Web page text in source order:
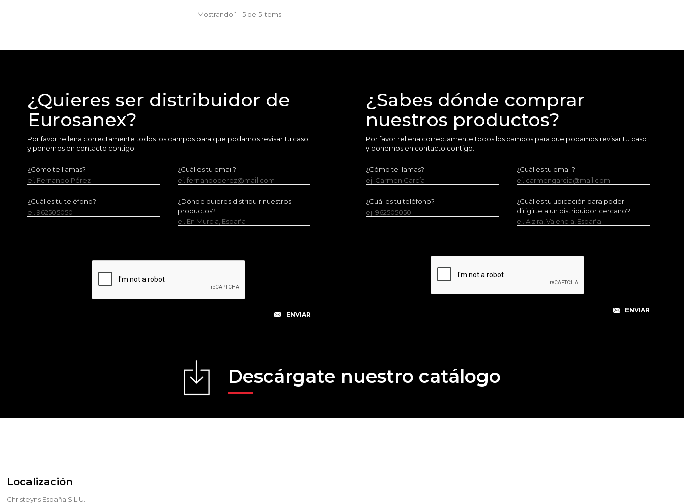
Mostrando 1 - 5 de 5 items
¿Quieres ser distribuidor de
Eurosanex?
Por favor rellena correctamente todos los campos para que podamos revisar tu caso
y ponernos en contacto contigo.
¿Cómo te llamas?
ej. Fernando Pérez
¿Cuál es tu email?
ej. fernandoperez@mail.com
¿Cuál es tu teléfono?
ej. 962505050
¿Dónde quieres distribuir nuestros
productos?
ej. En Murcia, España
¿Sabes dónde comprar
nuestros productos?
Por favor rellena correctamente todos los campos para que podamos revisar tu caso
y ponernos en contacto contigo.
¿Cómo te llamas?
ej. Carmen García
¿Cuál es tu email?
ej. carmengarcia@mail.com
¿Cuál es tu teléfono?
ej. 962505050
¿Cuál es tu ubicación para poder
dirigirte a un distribuidor cercano?
ej. Alzira, Valencia, España.
Descárgate nuestro catálogo
Localización
Christeyns España S.L.U.